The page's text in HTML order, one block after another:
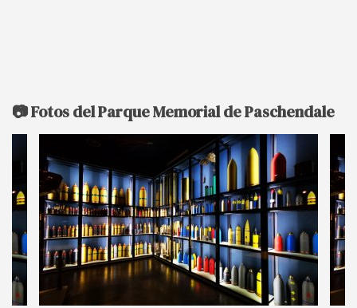
📷 Fotos del Parque Memorial de Paschendale